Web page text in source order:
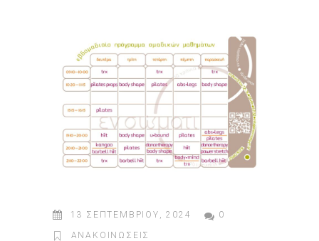
13 ΣΕΠΤΕΜΒΡΊΟΥ, 2024 0
ΑΝΑΚΟΙΝΏΣΕΙΣ